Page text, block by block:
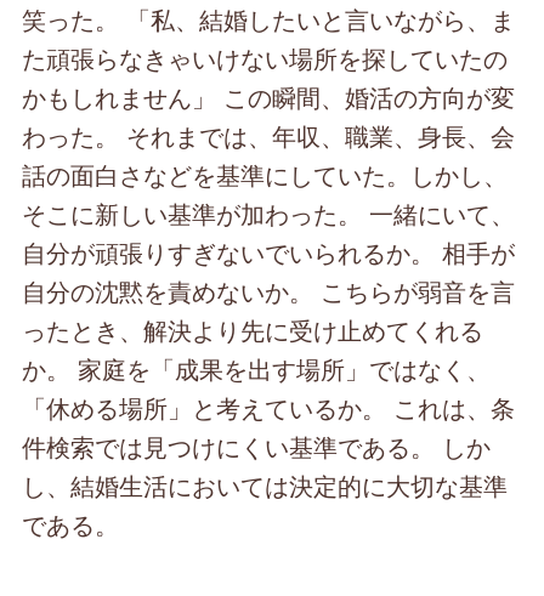
笑った。 「私、結婚したいと言いながら、ま
た頑張らなきゃいけない場所を探していたの
かもしれません」 この瞬間、婚活の方向が変
わった。 それまでは、年収、職業、身長、会
話の面白さなどを基準にしていた。しかし、
そこに新しい基準が加わった。 一緒にいて、
自分が頑張りすぎないでいられるか。 相手が
自分の沈黙を責めないか。 こちらが弱音を言
ったとき、解決より先に受け止めてくれる
か。 家庭を「成果を出す場所」ではなく、
「休める場所」と考えているか。 これは、条
件検索では見つけにくい基準である。 しか
し、結婚生活においては決定的に大切な基準
である。